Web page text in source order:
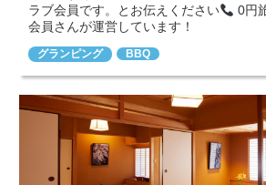
ラブ会員です。とお伝えください
0円
会員さんが運営しています！
グランピング BBQ